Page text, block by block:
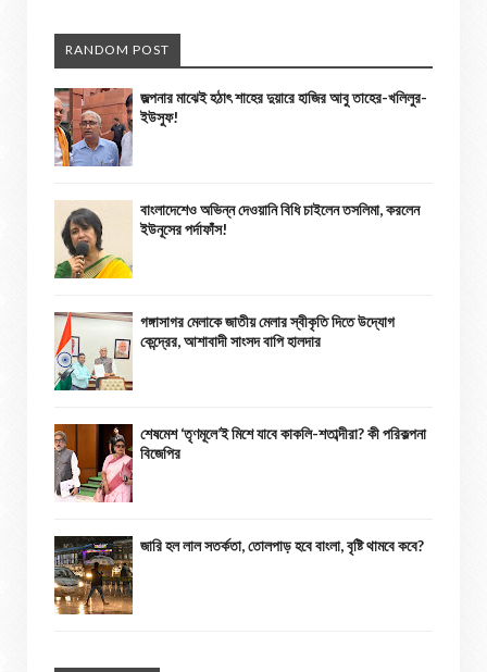
RANDOM POST
জল্পনার মাঝেই হঠাৎ শাহের দুয়ারে হাজির আবু তাহের-খলিলুর-
ইউসুফ!
বাংলাদেশেও অভিন্ন দেওয়ানি বিধি চাইলেন তসলিমা, করলেন
ইউনূসের পর্দাফাঁস!
গঙ্গাসাগর মেলাকে জাতীয় মেলার স্বীকৃতি দিতে উদ্যোগ
কেন্দ্রের, আশাবাদী সাংসদ বাপি হালদার
শেষমেশ ‘তৃণমূলে’ই মিশে যাবে কাকলি-শতাব্দীরা? কী পরিকল্পনা
বিজেপির
জারি হল লাল সতর্কতা, তোলপাড় হবে বাংলা, বৃষ্টি থামবে কবে?